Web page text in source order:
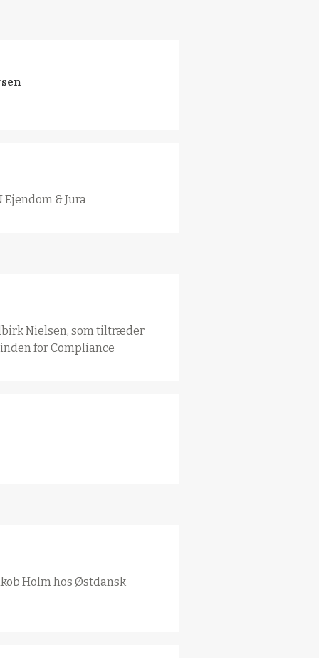
& Jura
Nielsen, som tiltræder
for Compliance
Holm hos Østdansk